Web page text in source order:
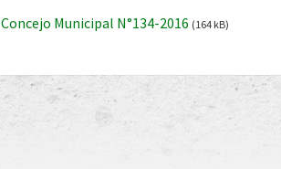
Municipal N°134-2016 (164 kB)